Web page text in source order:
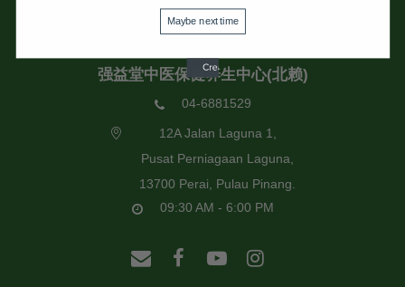
11600 Pulau Pinang.
强益堂中医保健养生中心(北赖)
04-6881529
12A Jalan Laguna 1,
Pusat Perniagaan Laguna,
13700 Perai, Pulau Pinang.
09:30 AM - 6:00 PM
Maybe next time